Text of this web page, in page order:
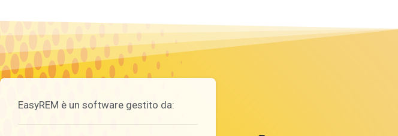
EasyREM è un software gestito da: